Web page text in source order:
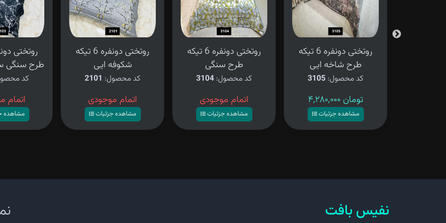
طرح سنگی
کد
اتمام
مشاهده
روتختی دونفره 6 تیکه
شکوفه ایی
کد محصول: 2101
اتمام موجودی
مشاهده جزئیات
روتختی دونفره 6 تیکه
طرح سنگی
کد محصول: 3104
اتمام موجودی
مشاهده جزئیات
روتختی دونفره 6 تیکه
طرح شاخه ایی
کد محصول: 3105
۴,۲۸۰,۰۰۰ تومان
مشاهده جزئیات
نفیس بافت